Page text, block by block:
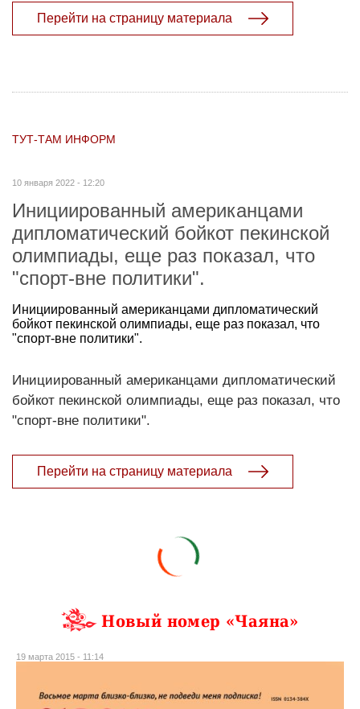
Перейти на страницу материала
ТУТ-ТАМ ИНФОРМ
10 января 2022 - 12:20
Инициированный американцами
дипломатический бойкот пекинской
олимпиады, еще раз показал, что
"спорт-вне политики".
Инициированный американцами дипломатический
бойкот пекинской олимпиады, еще раз показал, что
"спорт-вне политики".
Инициированный американцами дипломатический
бойкот пекинской олимпиады, еще раз показал, что
"спорт-вне политики".
Перейти на страницу материала
Новый номер «Чаяна»
19 марта 2015 - 11:14